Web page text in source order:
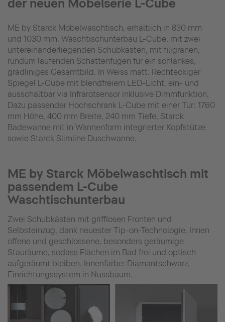
der neuen Möbelserie L-Cube
ME by Starck Möbelwaschtisch, erhältlich in 830 mm
und 1030 mm. Waschtischunterbau L-Cube, mit zwei
untereinanderliegenden Schubkästen, mit filigranen,
rundum laufenden Schattenfugen für ein schlankes,
gradliniges Gesamtbild. In Weiss matt. Rechteckiger
Spiegel L-Cube mit blendfreiem LED-Licht, ein- und
ausschaltbar via Infrarotsensor inklusive Dimmfunktion.
Dazu passender Hochschrank L-Cube mit einer Tür: 1760
mm Höhe, 400 mm Breite, 240 mm Tiefe, Starck
Badewanne mit in Wannenform integrierter Kopfstütze
sowie Starck Slimline Duschwanne.
ME by Starck Möbelwaschtisch mit
passendem L-Cube
Waschtischunterbau
Zwei Schubkästen mit grifflosen Fronten und
Selbsteinzug, dank neuester Tip-on-Technologie. Innen
offene und geschlossene, besonders geräumige
Stauräume, sodass Flächen im Bad frei und optisch
aufgeräumt bleiben. Innenfarbe: Diamantschwarz,
Einrichtungssystem in Nussbaum.